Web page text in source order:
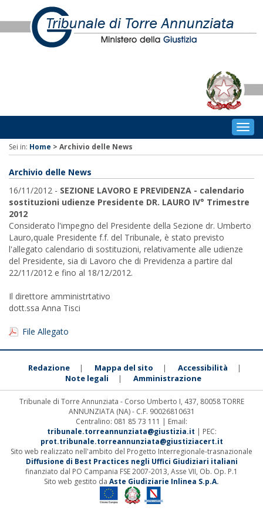
Sei in: Home > Archivio delle News
Archivio delle News
16/11/2012 - SEZIONE LAVORO E PREVIDENZA - calendario
sostituzioni udienze Presidente DR. LAURO IV° Trimestre
2012
Considerato l'impegno del Presidente della Sezione dr. Umberto
Lauro,quale Presidente f.f. del Tribunale, è stato previsto
l'allegato calendario di sostituzioni, relativamente alle udienze
del Presidente, sia di Lavoro che di Previdenza a partire dal
22/11/2012 e fino al 18/12/2012.
Il direttore amministrtativo
dott.ssa Anna Tisci
File Allegato
Redazione | Mappa del sito | Accessibilità |
Note legali | Amministrazione
Tribunale di Torre Annunziata - Corso Umberto I, 437, 80058 TORRE
ANNUNZIATA (NA) - C.F. 90026810631
Centralino: 081 85 73 111 | Email:
tribunale.torreannunziata@giustizia.it | PEC:
prot.tribunale.torreannunziata@giustiziacert.it
Sito web realizzato nell'ambito del Progetto Interregionale-trasnazionale
Diffusione di Best Practices negli Uffici Giudiziari italiani
finanziato dal PO Campania FSE 2007-2013, Asse VII, Ob. Op. P.1
Sito web gestito da Aste Giudiziarie Inlinea S.p.A.